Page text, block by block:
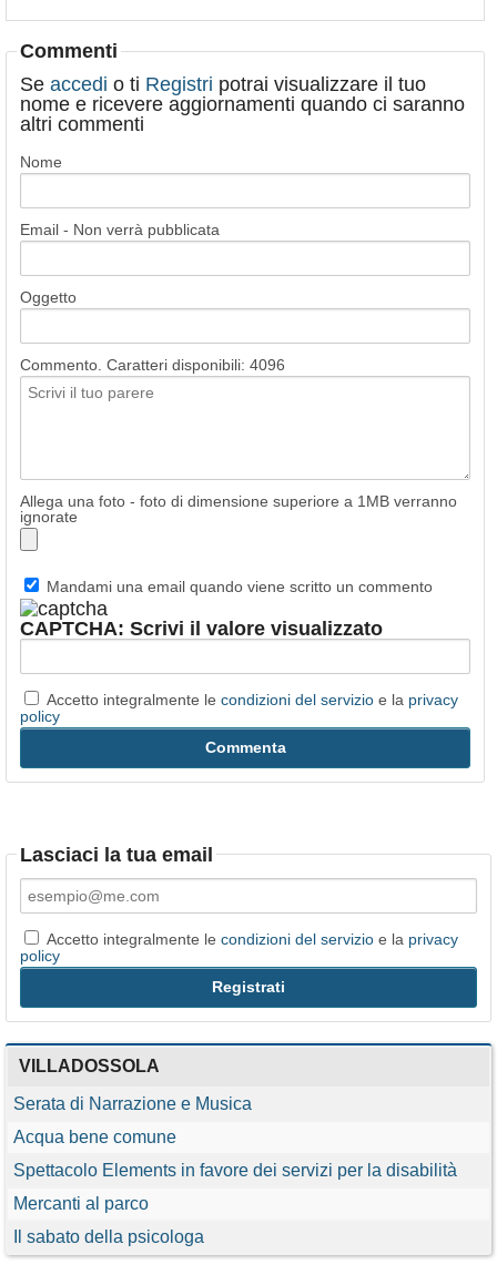
Commenti
Se accedi o ti Registri potrai visualizzare il tuo
nome e ricevere aggiornamenti quando ci saranno
altri commenti
Nome
Email - Non verrà pubblicata
Oggetto
Commento. Caratteri disponibili: 4096
Allega una foto - foto di dimensione superiore a 1MB verranno
ignorate
Mandami una email quando viene scritto un commento
CAPTCHA: Scrivi il valore visualizzato
Accetto integralmente le condizioni del servizio e la privacy
policy
Lasciaci la tua email
Accetto integralmente le condizioni del servizio e la privacy
policy
VILLADOSSOLA
Serata di Narrazione e Musica
Acqua bene comune
Spettacolo Elements in favore dei servizi per la disabilità
Mercanti al parco
Il sabato della psicologa